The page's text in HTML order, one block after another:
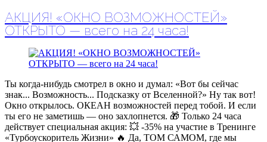
АКЦИЯ! «ОКНО ВОЗМОЖНОСТЕЙ»
ОТКРЫТО — всего на 24 часа!
Ты когда-нибудь смотрел в окно и думал: «Вот бы сейчас
знак... Возможность... Подсказку от Вселенной?» Ну так вот!
Окно открылось. ОКЕАН возможностей перед тобой. И если
ты его не заметишь — оно захлопнется. 🎁 Только 24 часа
действует специальная акция: 💥 -35% на участие в Тренинге
«Турбоускоритель Жизни» 🔥 Да, ТОМ САМОМ, где мы